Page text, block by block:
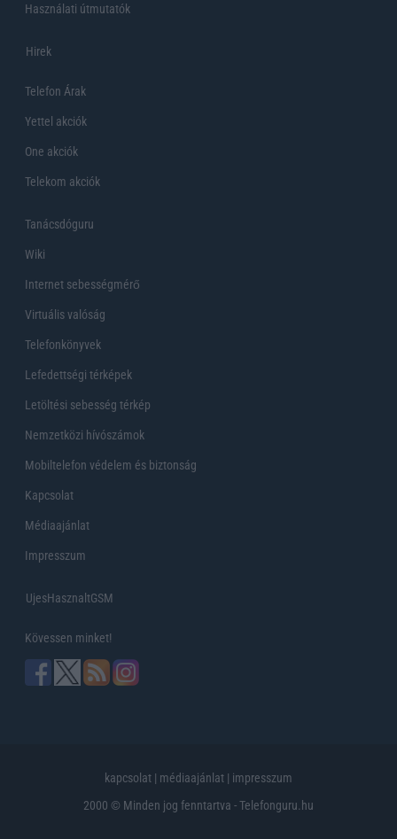
Használati útmutatók
Hirek
Telefon Árak
Yettel akciók
One akciók
Telekom akciók
Tanácsdóguru
Wiki
Internet sebességmérő
Virtuális valóság
Telefonkönyvek
Lefedettségi térképek
Letöltési sebesség térkép
Nemzetközi hívószámok
Mobiltelefon védelem és biztonság
Kapcsolat
Médiaajánlat
Impresszum
UjesHasznaltGSM
Kövessen minket!
kapcsolat | médiaajánlat | impresszum
2000 © Minden jog fenntartva - Telefonguru.hu